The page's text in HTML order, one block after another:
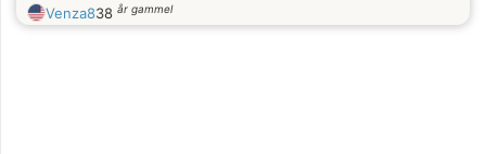
Venza838 år gammel